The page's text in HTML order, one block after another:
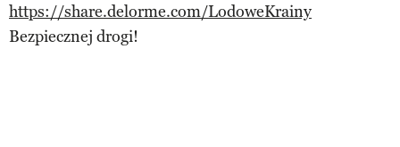
https://share.delorme.com/LodoweKrainy
Bezpiecznej drogi!